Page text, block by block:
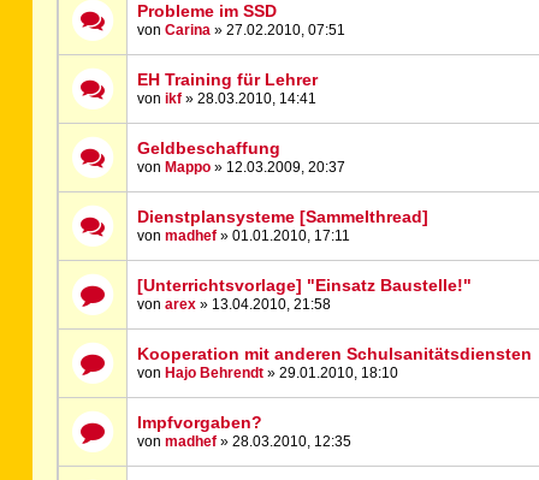
Probleme im SSD
vonCarina » 27.02.2010, 07:51
EH Training für Lehrer
vonikf » 28.03.2010, 14:41
Geldbeschaffung
von Mappo » 12.03.2009, 20:37
Dienstplansysteme [Sammelthread]
vonmadhef » 01.01.2010, 17:11
[Unterrichtsvorlage] "Einsatz Baustelle!"
vonarex » 13.04.2010, 21:58
Kooperation mit anderen Schulsanitätsdiensten
von Hajo Behrendt » 29.01.2010, 18:10
Impfvorgaben?
vonmadhef » 28.03.2010, 12:35